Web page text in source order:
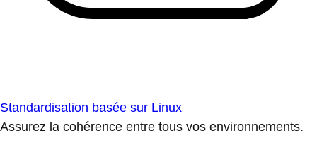
Standardisation basée sur Linux
Assurez la cohérence entre tous vos environnements.